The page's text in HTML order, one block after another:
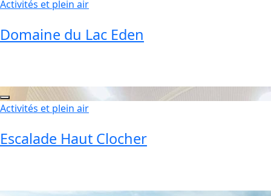
Activités et plein air
Domaine du Lac Eden
Activités et plein air
Escalade Haut Clocher